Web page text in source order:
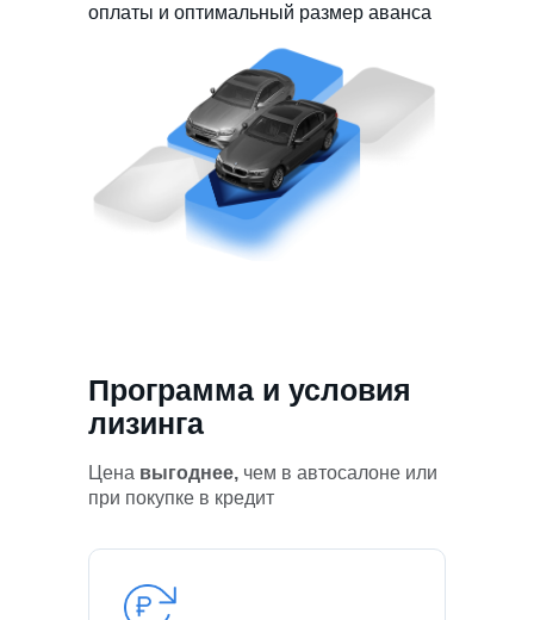
оплаты и оптимальный размер аванса
Программа и условия
лизинга
Цена выгоднее, чем в автосалоне или
при покупке в кредит